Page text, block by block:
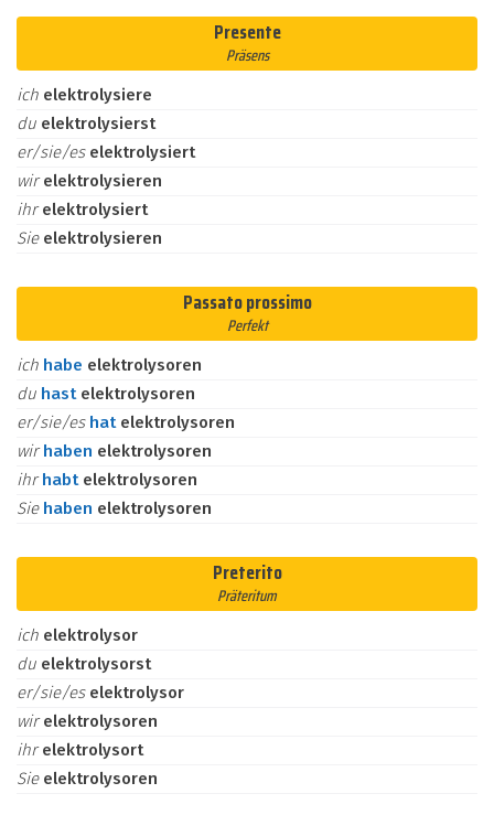
Presente
Präsens
ich elektrolysiere
du elektrolysierst
er/sie/es elektrolysiert
wirelektrolysieren
ihrelektrolysiert
Sie elektrolysieren
Passato prossimo
Perfekt
ich habe elektrolysoren
du hast elektrolysoren
er/sie/es hat elektrolysoren
wirhaben elektrolysoren
ihrhabt elektrolysoren
Sie haben elektrolysoren
Preterito
Präteritum
ich elektrolysor
du elektrolysorst
er/sie/es elektrolysor
wirelektrolysoren
ihrelektrolysort
Sie elektrolysoren